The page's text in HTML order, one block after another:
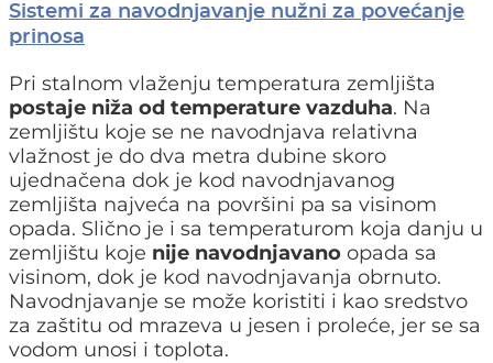
Sistemi za navodnjavanje nužni za povećanje
prinosa
Pri stalnom vlaženju temperatura zemljišta
postaje niža od temperature vazduha. Na
zemljištu koje se ne navodnjava relativna
vlažnost je do dva metra dubine skoro
ujednačena dok je kod navodnjavanog
zemljišta najveća na površini pa sa visinom
opada. Slično je i sa temperaturom koja danju u
zemljištu koje nije navodnjavano opada sa
visinom, dok je kod navodnjavanja obrnuto.
Navodnjavanje se može koristiti i kao sredstvo
za zaštitu od mrazeva u jesen i proleće, jer se sa
vodom unosi i toplota.